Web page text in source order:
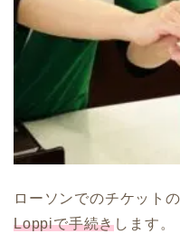
ローソンでのチケット
Loppiで手続きします。